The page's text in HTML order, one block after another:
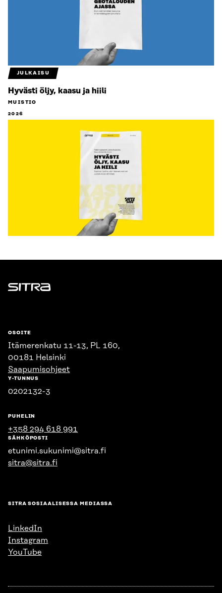
JULKAISU
Hyvästi öljy, kaasu ja hiili
MUISTIO
2026
Sitra
OSOITE
Itämerenkatu 11-13, PL 160,
00181 Helsinki
Saapumisohjeet
Y-TUNNUS
0202132-3
PUHELIN
+358 294 618 991
SÄHKÖPOSTI
etunimi.sukunimi@sitra.fi
sitra@sitra.fi
SITRA SOSIAALISESSA MEDIASSA
LinkedIn
Instagram
YouTube